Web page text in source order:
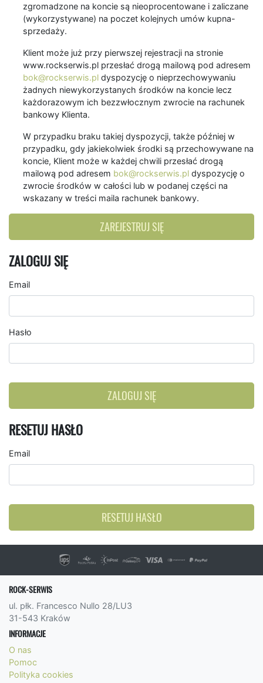
zgromadzone na koncie są nieoprocentowane i zaliczane
(wykorzystywane) na poczet kolejnych umów kupna-
sprzedaży.
Klient może już przy pierwszej rejestracji na stronie
www.rockserwis.pl przesłać drogą mailową pod adresem
bok@rockserwis.pl dyspozycję o nieprzechowywaniu
żadnych niewykorzystanych środków na koncie lecz
każdorazowym ich bezzwłocznym zwrocie na rachunek
bankowy Klienta.
W przypadku braku takiej dyspozycji, także później w
przypadku, gdy jakiekolwiek środki są przechowywane na
koncie, Klient może w każdej chwili przesłać drogą
mailową pod adresem bok@rockserwis.pl dyspozycję o
zwrocie środków w całości lub w podanej części na
wskazany w treści maila rachunek bankowy.
ZAREJESTRUJ SIĘ
ZALOGUJ SIĘ
Email
Hasło
ZALOGUJ SIĘ
RESETUJ HASŁO
Email
RESETUJ HASŁO
ROCK-SERWIS
ul. płk. Francesco Nullo 28/LU3
31-543 Kraków
INFORMACJE
O nas
Pomoc
Polityka cookies